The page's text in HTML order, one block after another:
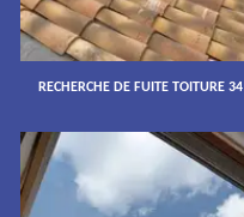
RECHERCHE DE FUITE TOITURE 34